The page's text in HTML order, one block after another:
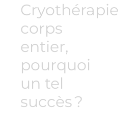
Cryothérapie
corps
entier,
pourquoi
un tel
succès ?